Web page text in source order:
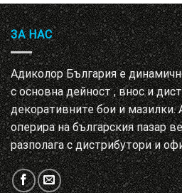
ЗА НАС
Адиколор България е
с основна дейност , внос и
декоративните бои и мазилки.
оперира на българския пазар
разполага с дистрибутори и